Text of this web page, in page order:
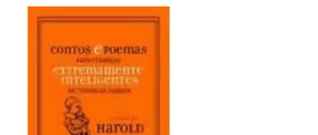
Listas
Como ler?
Na escola